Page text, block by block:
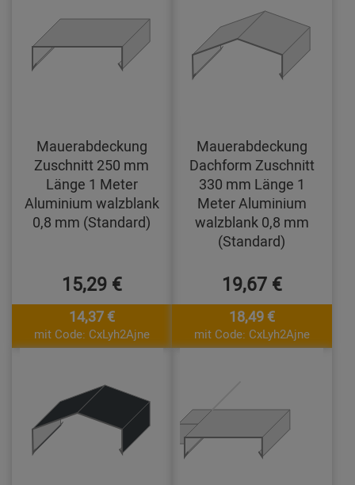
Mauerabdeckung
Zuschnitt 250 mm
Länge 1 Meter
Aluminium walzblank
0,8 mm (Standard)
15,29 €
14,37 €
mit Code: CxLyh2Ajne
Mauerabdeckung
Dachform Zuschnitt
330 mm Länge 1
Meter Aluminium
walzblank 0,8 mm
(Standard)
19,67 €
18,49 €
mit Code: CxLyh2Ajne